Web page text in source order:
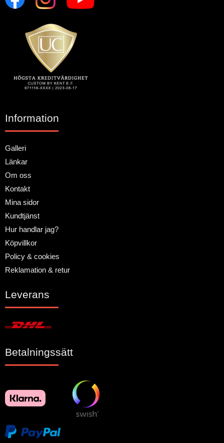
Information
Galleri
Länkar
Om oss
Kontakt
Mina sidor
Kundtjänst
Hur handlar jag?
Köpvillkor
Policy & cookies
Reklamation & retur
Leverans
Betalningssätt